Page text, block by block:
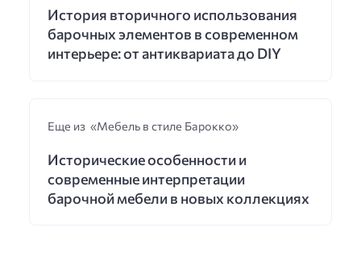
История вторичного использования
барочных элементов в современном
интерьере: от антиквариата до DIY
Еще из «Мебель в стиле Барокко»
Исторические особенности и
современные интерпретации
барочной мебели в новых коллекциях